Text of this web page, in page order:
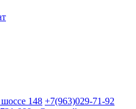
148 +7(963)029-71-92